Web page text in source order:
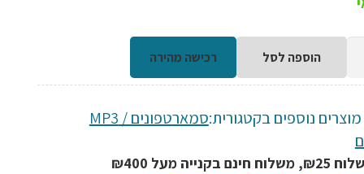
הוספה לסל רכישה מהירה
נוספים בקטגורית:
סמארטפונים / MP3
מעל ₪400